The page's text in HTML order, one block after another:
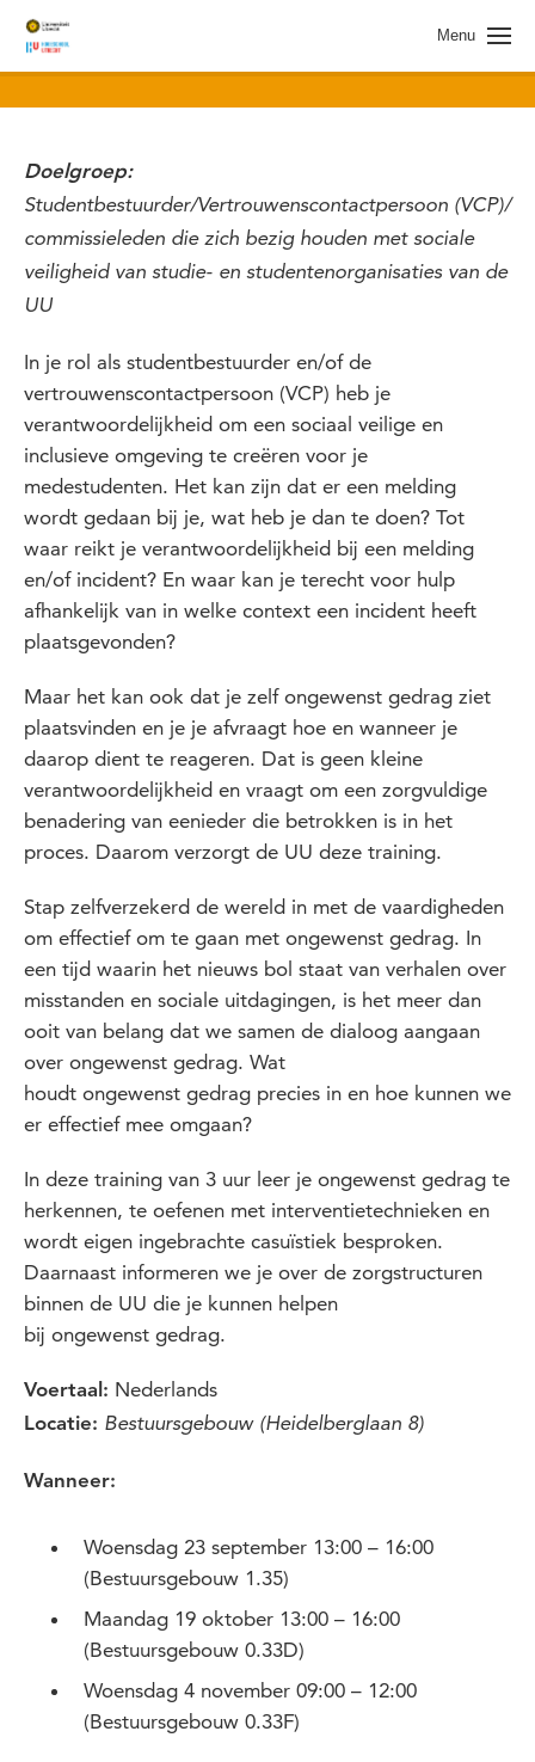
Menu
Doelgroep:
Studentbestuurder/Vertrouwenscontactpersoon (VCP)/
commissieleden die zich bezig houden met sociale
veiligheid van studie- en studentenorganisaties van de
UU
In je rol als studentbestuurder en/of de
vertrouwenscontactpersoon (VCP) heb je
verantwoordelijkheid om een sociaal veilige en
inclusieve omgeving te creëren voor je
medestudenten. Het kan zijn dat er een melding
wordt gedaan bij je, wat heb je dan te doen? Tot
waar reikt je verantwoordelijkheid bij een melding
en/of incident? En waar kan je terecht voor hulp
afhankelijk van in welke context een incident heeft
plaatsgevonden?
Maar het kan ook dat je zelf ongewenst gedrag ziet
plaatsvinden en je je afvraagt hoe en wanneer je
daarop dient te reageren. Dat is geen kleine
verantwoordelijkheid en vraagt om een zorgvuldige
benadering van eenieder die betrokken is in het
proces. Daarom verzorgt de UU deze training.
Stap zelfverzekerd de wereld in met de vaardigheden
om effectief om te gaan met ongewenst gedrag. In
een tijd waarin het nieuws bol staat van verhalen over
misstanden en sociale uitdagingen, is het meer dan
ooit van belang dat we samen de dialoog aangaan
over ongewenst gedrag. Wat
houdt ongewenst gedrag precies in en hoe kunnen we
er effectief mee omgaan?
In deze training van 3 uur leer je ongewenst gedrag te
herkennen, te oefenen met interventietechnieken en
wordt eigen ingebrachte casuïstiek besproken.
Daarnaast informeren we je over de zorgstructuren
binnen de UU die je kunnen helpen
bij ongewenst gedrag.
Voertaal: Nederlands
Locatie: Bestuursgebouw (Heidelberglaan 8)
Wanneer:
Woensdag 23 september 13:00 – 16:00
(Bestuursgebouw 1.35)
Maandag 19 oktober 13:00 – 16:00
(Bestuursgebouw 0.33D)
Woensdag 4 november 09:00 – 12:00
(Bestuursgebouw 0.33F)